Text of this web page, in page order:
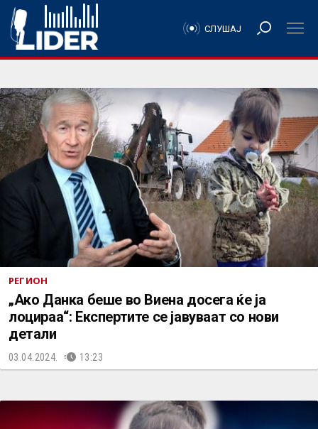
СЛУШАЈ
РЕГИОН
„Ако Данка беше во Виена досега ќе ја
лоцираа“: Експертите се јавуваат со нови
детали
03.04.2024. 13:23